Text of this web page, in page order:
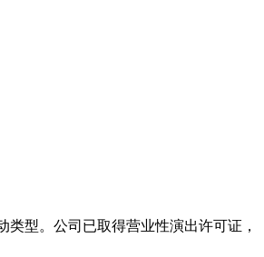
型。公司已取得营业性演出许可证，